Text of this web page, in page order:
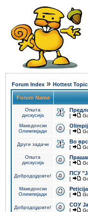
Forum Index » Hottest
Forum Name
Општа
дискусија
[
Македонски
Олимпијади
[
Други задачи Во
[
Општа
дискусија
[
Добродојдовте! ПCУ
[
Македонски
Олимпијади
Peticija
[
Добродојдовте! СОУ
[